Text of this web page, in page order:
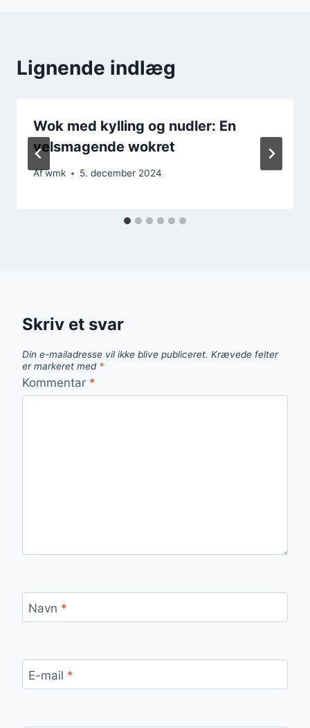
Lignende indlæg
Wok med kylling og nudler: En
velsmagende wokret
Afwmk 5. december 2024
Skriv et svar
Din e-mailadresse vil ikke blive publiceret. Krævede felter
er markeret med *
Kommentar *
Navn *
E-mail *